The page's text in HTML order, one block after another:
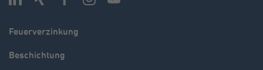
Feuerverzinkung
Beschichtung